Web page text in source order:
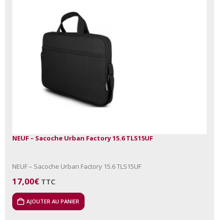
NEUF – Sacoche Urban Factory 15.6 TLS15UF
NEUF – Sacoche Urban Factory 15.6 TLS15UF
17,00€ TTC
AJOUTER AU PANIER